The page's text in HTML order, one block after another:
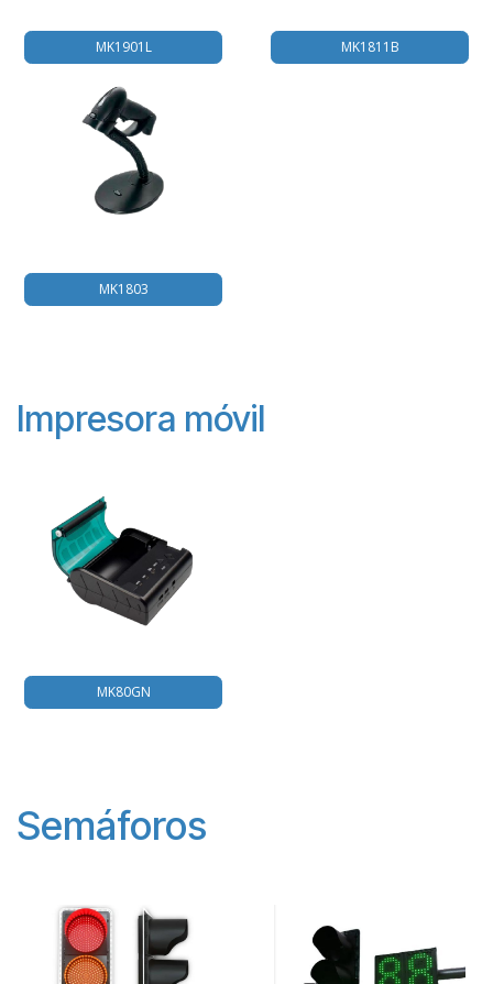
MK1901L MK1811B
MK1803
Impresora móvil
MK80GN
Semáforos